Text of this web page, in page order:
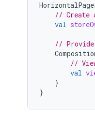
// Create
val
//
//
val
}
}